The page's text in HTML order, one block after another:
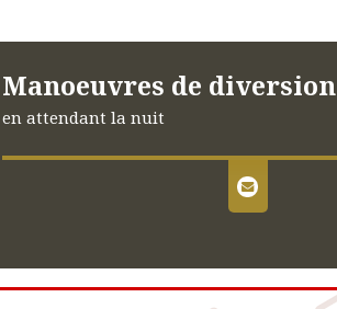
Manoeuvres de diversion
en attendant la nuit